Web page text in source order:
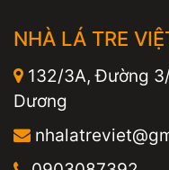
NHÀ LÁ TRE
132/3A, Đường
Dương